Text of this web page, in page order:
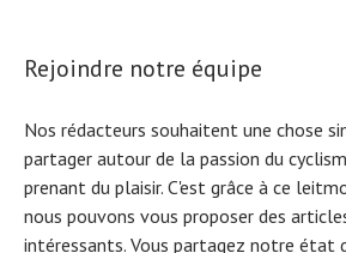
Rejoindre notre équipe
Nos rédacteurs souhaitent une chose
partager autour de la passion du
prenant du plaisir. C'est grâce à ce
nous pouvons vous proposer des
intéressants. Vous partagez notre état